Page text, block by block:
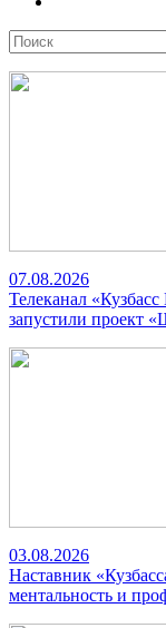
07.08.2026
Телеканал
запустили проект
03.08.2026
Наставник
ментальность и